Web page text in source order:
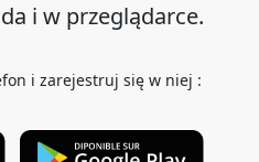
i w przeglądarce.
i zarejestruj się w niej :